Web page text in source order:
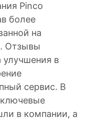
Pinco
более
на
Отзывы
улучшения в
сервис. В
в компании, а